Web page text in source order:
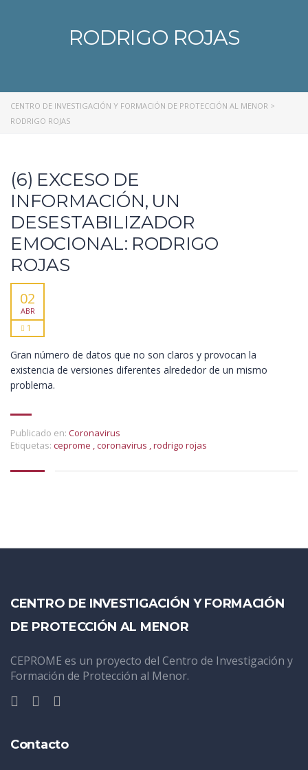
RODRIGO ROJAS
CENTRO DE INVESTIGACIÓN Y FORMACIÓN DE PROTECCIÓN AL MENOR >
RODRIGO ROJAS
(6) EXCESO DE
INFORMACIÓN, UN
DESESTABILIZADOR
EMOCIONAL: RODRIGO
ROJAS
02
ABR
1
Gran número de datos que no son claros y provocan la
existencia de versiones diferentes alrededor de un mismo
problema.
Publicado en: Coronavirus
Etiquetas: ceprome ,coronavirus ,rodrigo rojas
CENTRO DE INVESTIGACIÓN Y FORMACIÓN
DE PROTECCIÓN AL MENOR
CEPROME es un proyecto del Centro de Investigación y
Formación de Protección al Menor.
Contacto